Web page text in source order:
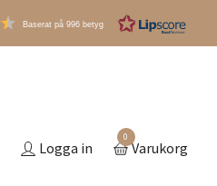
Baserat på 996 betyg
Logga in
0
Varukorg